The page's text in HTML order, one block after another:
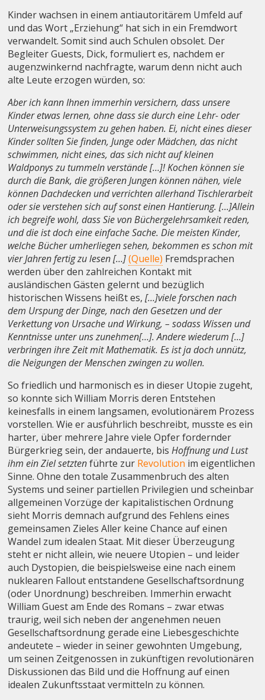
Kinder wachsen in einem antiautoritärem Umfeld auf
und das Wort „Erziehung“ hat sich in ein Fremdwort
verwandelt. Somit sind auch Schulen obsolet. Der
Begleiter Guests, Dick, formuliert es, nachdem er
augenzwinkernd nachfragte, warum denn nicht auch
alte Leute erzogen würden, so:
Aber ich kann Ihnen immerhin versichern, dass unsere
Kinder etwas lernen, ohne dass sie durch eine Lehr- oder
Unterweisungssystem zu gehen haben. Ei, nicht eines dieser
Kinder sollten Sie finden, Junge oder Mädchen, das nicht
schwimmen, nicht eines, das sich nicht auf kleinen
Waldponys zu tummeln verstände […]! Kochen können sie
durch die Bank, die größeren Jungen können nähen, viele
können Dachdecken und verrichten allerhand Tischlerarbeit
oder sie verstehen sich auf sonst einen Hantierung. […]Allein
ich begreife wohl, dass Sie von Büchergelehrsamkeit reden,
und die ist doch eine einfache Sache. Die meisten Kinder,
welche Bücher umherliegen sehen, bekommen es schon mit
vier Jahren fertig zu lesen […](Quelle) Fremdsprachen
werden über den zahlreichen Kontakt mit
ausländischen Gästen gelernt und bezüglich
historischen Wissens heißt es,[…]viele forschen nach
dem Urspung der Dinge, nach den Gesetzen und der
Verkettung von Ursache und Wirkung, – sodass Wissen und
Kenntnisse unter uns zunehmen[…]. Andere wiederum […]
verbringen ihre Zeit mit Mathematik. Es ist ja doch unnütz,
die Neigungen der Menschen zwingen zu wollen.
So friedlich und harmonisch es in dieser Utopie zugeht,
so konnte sich William Morris deren Entstehen
keinesfalls in einem langsamen, evolutionärem Prozess
vorstellen. Wie er ausführlich beschreibt, musste es ein
harter, über mehrere Jahre viele Opfer fordernder
Bürgerkrieg sein, der andauerte, bisHoffnung und Lust
ihm ein Ziel setztenführte zur Revolution im eigentlichen
Sinne. Ohne den totale Zusammenbruch des alten
Systems und seiner partiellen Privilegien und scheinbar
allgemeinen Vorzüge der kapitalistischen Ordnung
sieht Morris demnach aufgrund des Fehlens eines
gemeinsamen Zieles Aller keine Chance auf einen
Wandel zum idealen Staat. Mit dieser Überzeugung
steht er nicht allein, wie neuere Utopien – und leider
auch Dystopien, die beispielsweise eine nach einem
nuklearen Fallout entstandene Gesellschaftsordnung
(oder Unordnung) beschreiben. Immerhin erwacht
William Guest am Ende des Romans – zwar etwas
traurig, weil sich neben der angenehmen neuen
Gesellschaftsordnung gerade eine Liebesgeschichte
andeutete – wieder in seiner gewohnten Umgebung,
um seinen Zeitgenossen in zukünftigen revolutionären
Diskussionen das Bild und die Hoffnung auf einen
idealen Zukunftsstaat vermitteln zu können.